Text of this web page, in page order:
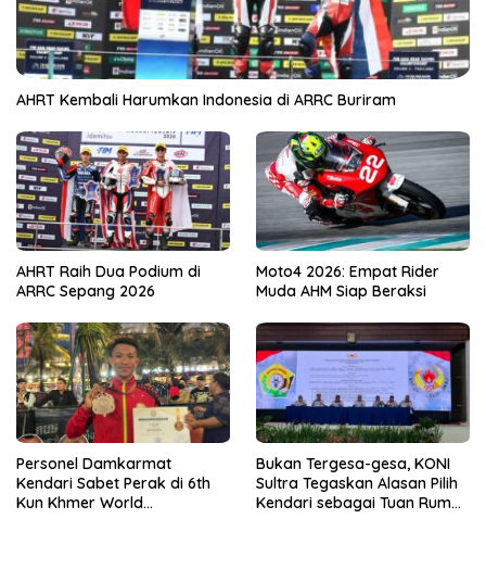
AHRT Kembali Harumkan Indonesia di ARRC Buriram
AHRT Raih Dua Podium di
ARRC Sepang 2026
Moto4 2026: Empat Rider
Muda AHM Siap Beraksi
Personel Damkarmat
Kendari Sabet Perak di 6th
Kun Khmer World
Bukan Tergesa-gesa, KONI
Sultra Tegaskan Alasan Pilih
Kendari sebagai Tuan Rumah